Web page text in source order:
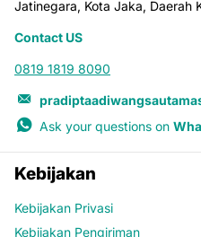
Jatinegara, Kota Jaka, Daerah
Contact US
0819 1819 8090
Ask your questions on
Kebijakan
Kebijakan Privasi
Kebijakan Pengiriman